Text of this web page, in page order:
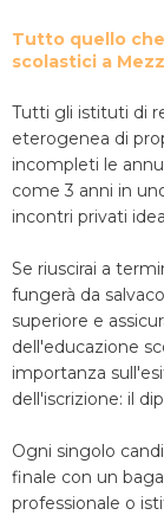
Tutto quello
scolastici a
Tutti gli istituti di
eterogenea di
incompleti le
come 3 anni in
incontri privati
Se riuscirai a
fungerà da
superiore e
dell'educazione
importanza
dell'iscrizione: il
Ogni singolo
finale con un
professionale o